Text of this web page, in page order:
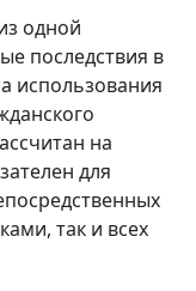
одной
последствия в
использования
на
для
так и всех